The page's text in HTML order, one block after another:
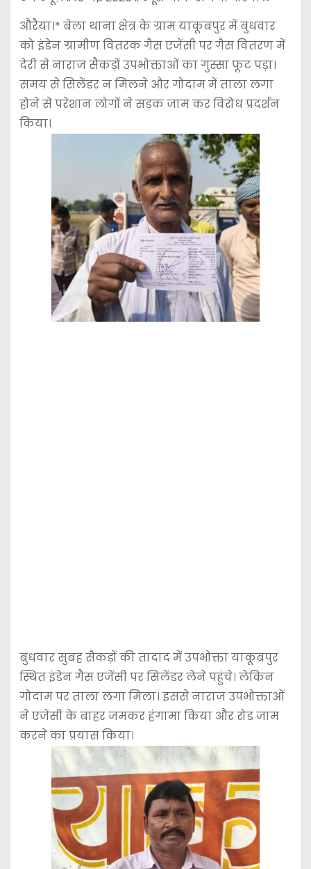
औरैया।* बेला थाना क्षेत्र के ग्राम याकूबपुर में बुधवार
को इंडेन ग्रामीण वितरक गैस एजेंसी पर गैस वितरण में
देरी से नाराज सैकड़ों उपभोक्ताओं का गुस्सा फूट पड़ा।
समय से सिलेंडर न मिलने और गोदाम में ताला लगा
होने से परेशान लोगों ने सड़क जाम कर विरोध प्रदर्शन
किया।
बुधवार सुबह सैकड़ों की तादाद में उपभोक्ता याकूबपुर
स्थित इंडेन गैस एजेंसी पर सिलेंडर लेने पहुंचे। लेकिन
गोदाम पर ताला लगा मिला। इससे नाराज उपभोक्ताओं
ने एजेंसी के बाहर जमकर हंगामा किया और रोड जाम
करने का प्रयास किया।